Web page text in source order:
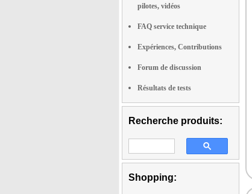
pilotes, vidéos
FAQ service technique
Expériences, Contributions
Forum de discussion
Résultats de tests
Recherche produits:
Shopping: